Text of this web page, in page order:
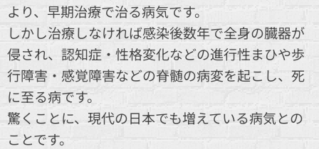
より、早期治療で治る病気です。
しかし治療しなければ感染後数年で全身の臓器が
侵され、認知症・性格変化などの進行性まひや歩
行障害・感覚障害などの脊髄の病変を起こし、死
に至る病です。
驚くことに、現代の日本でも増えている病気との
ことです。